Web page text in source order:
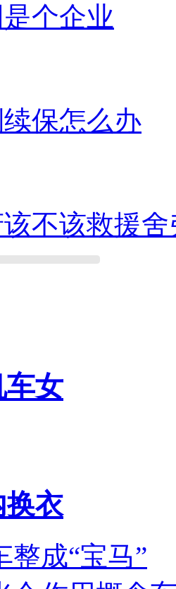
个企业
保怎么办
不该救援舍
车女
换衣
整成“宝马”